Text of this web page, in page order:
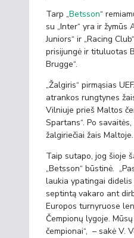
Tarp „Betsson“
su „Inter“ yra ir žymūs
Juniors“ ir „Racing
prisijungė ir tituluotas
Brugge“.
„Žalgiris“ pirmąsias
atrankos rungtynes
Vilniuje prieš Maltos
Spartans“. Po
žalgiriečiai žais Maltoje.
Taip sutapo, jog šioje
„Betsson“ būstinė.
laukia ypatingai didelis
septintą vakaro ant
Europos turnyruose
Čempionų lygoje.
čempionai“, – sakė V.